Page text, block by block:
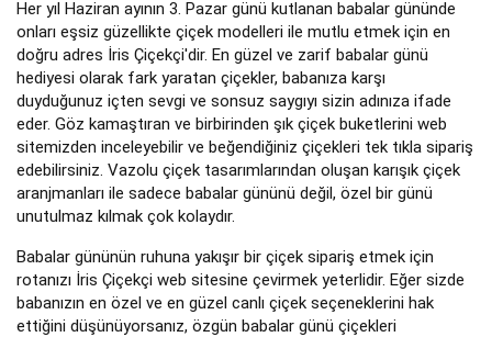
Her yıl Haziran ayının 3. Pazar günü kutlanan babalar gününde
onları eşsiz güzellikte çiçek modelleri ile mutlu etmek için en
doğru adres İris Çiçekçi'dir. En güzel ve zarif babalar günü
hediyesi olarak fark yaratan çiçekler, babanıza karşı
duyduğunuz içten sevgi ve sonsuz saygıyı sizin adınıza ifade
eder. Göz kamaştıran ve birbirinden şık çiçek buketlerini web
sitemizden inceleyebilir ve beğendiğiniz çiçekleri tek tıkla sipariş
edebilirsiniz. Vazolu çiçek tasarımlarından oluşan karışık çiçek
aranjmanları ile sadece babalar gününü değil, özel bir günü
unutulmaz kılmak çok kolaydır.
Babalar gününün ruhuna yakışır bir çiçek sipariş etmek için
rotanızı İris Çiçekçi web sitesine çevirmek yeterlidir. Eğer sizde
babanızın en özel ve en güzel canlı çiçek seçeneklerini hak
ettiğini düşünüyorsanız, özgün babalar günü çiçekleri